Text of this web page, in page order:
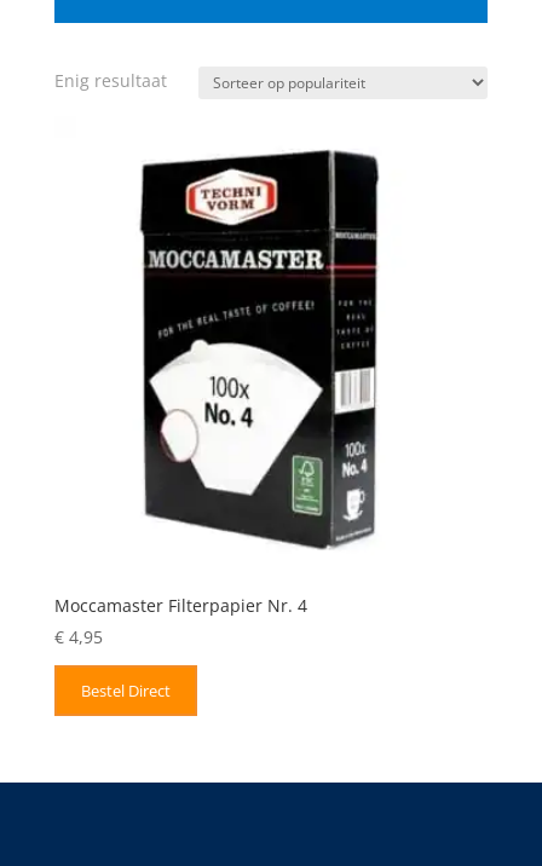
Enig resultaat
Moccamaster Filterpapier Nr. 4
€4,95
Bestel Direct